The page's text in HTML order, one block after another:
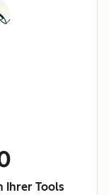
Ihrer Tools